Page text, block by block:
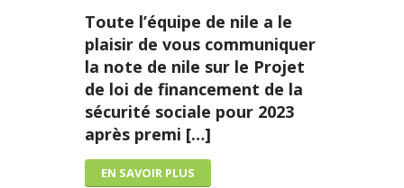
Toute l’équipe de nile a le
plaisir de vous communiquer
la note de nile sur le Projet
de loi de financement de la
sécurité sociale pour 2023
après premi […]
EN SAVOIR PLUS